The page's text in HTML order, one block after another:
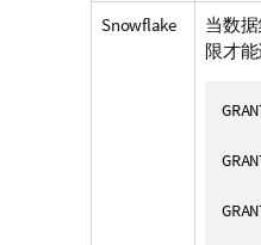
Snowflake
当数
限才能